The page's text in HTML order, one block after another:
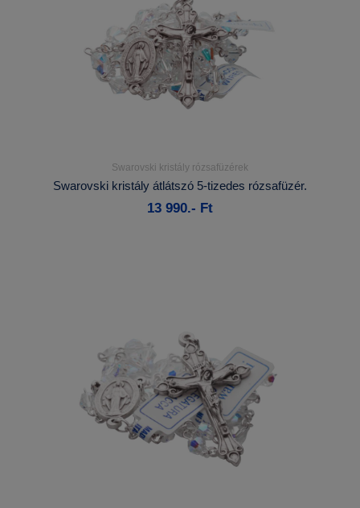
Részletek...
Kosárba
Swarovski kristály rózsafüzérek
Swarovski kristály átlátszó 5-tizedes rózsafüzér.
13 990.- Ft